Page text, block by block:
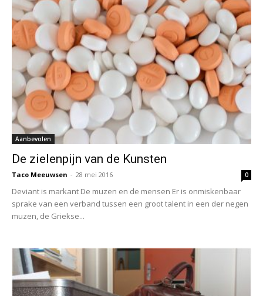
Aanbevolen
De zielenpijn van de Kunsten
Taco Meeuwsen - 28 mei 2016 0
Deviant is markant De muzen en de mensen Er is onmiskenbaar
sprake van een verband tussen een groot talent in een der negen
muzen, de Griekse...